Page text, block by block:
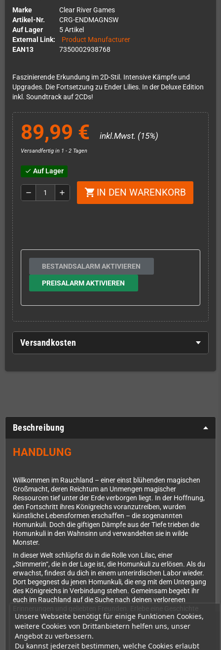
Unsere Webseite benötigt für einige Funktionen Cookies,
weitere Cookies von Drittanbietern helfen uns, unser
Angebot zu verbessern.
Du kannst jederzeit bestimmen, welche Cookies erlaubt
Marke
Clear River Games
Artikel-Nr.
CRG-ENDMAGNSW
Auf Lager
5 Artikel
External Link:
Product Manufacturer
EAN13
7350002938768
Faszinierende Erkundung im 2D-Stil. Intensive Kämpfe und
Upgrades. Die Fortsetzung zu Ender Lilies. In der Deluxe Edition
inkl. Soundtrack auf 2CDs!
89,99 € inkl.Mwst. (15%)
Versandfertig in 1 - 2 Tagen
check Auf Lager
remove add shopping_cart IN DEN WARENKORB
BESTANDSALARM AKTIVIEREN
PREISALARM AKTIVIEREN
Versandkosten
Beschreibung
HANDLUNG
Willkommen im Rauchland – einer einst blühenden magischen
Großmacht, deren Reichtum an Unmengen magischer
Ressourcen tief unter der Erde verborgen liegt. In der Hoffnung,
den Fortschritt ihres Königreichs voranzutreiben, wurden
künstliche Lebensformen erschaffen – die sogenannten
Homunkuli. Doch die giftigen Dämpfe aus der Tiefe trieben die
Homunkuli in den Wahnsinn und verwandelten sie in wilde
Monster.
In dieser Welt schlüpfst du in die Rolle von Lilac, einer
„Stimmerin“, die in der Lage ist, die Homunkuli zu erlösen. Als du
erwachst, findest du dich in einem unterirdischen Labor wieder.
Dort begegnest du jenen Homunkuli, die eng mit dem Untergang
des Königreichs in Verbindung stehen. Gemeinsam begebt ihr
euch im Rauchland auf die Suche nach deinen verlorenen
von Zerstörung und Wiedergeburt in einer postapokalyptischen
Welt, Jahrzehnte nachdem der Todesregen diese dem
Untergang weihte.